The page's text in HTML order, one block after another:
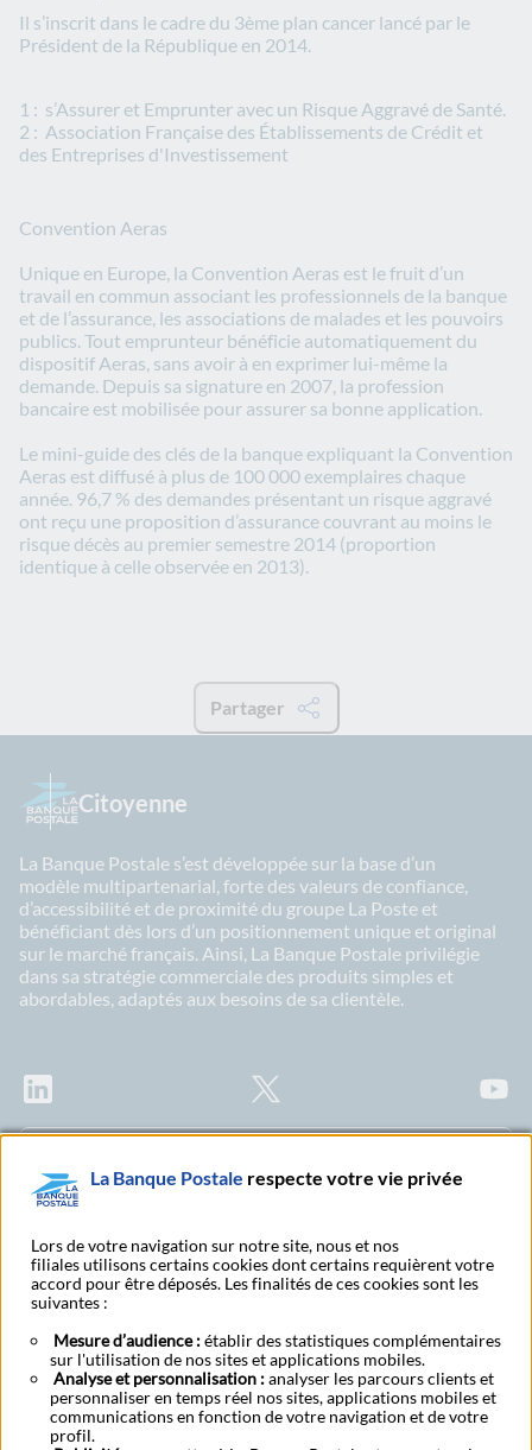
Il s’inscrit dans le cadre du 3ème plan cancer lancé par le
Président de la République en 2014.
1 : s’Assurer et Emprunter avec un Risque Aggravé de Santé.
2 : Association Française des Établissements de Crédit et
des Entreprises d'Investissement
Convention Aeras
Unique en Europe, la Convention Aeras est le fruit d’un
travail en commun associant les professionnels de la banque
et de l’assurance, les associations de malades et les pouvoirs
publics. Tout emprunteur bénéficie automatiquement du
dispositif Aeras, sans avoir à en exprimer lui-même la
demande. Depuis sa signature en 2007, la profession
bancaire est mobilisée pour assurer sa bonne application.
Le mini-guide des clés de la banque expliquant la Convention
Aeras est diffusé à plus de 100 000 exemplaires chaque
année. 96,7 % des demandes présentant un risque aggravé
ont reçu une proposition d’assurance couvrant au moins le
risque décès au premier semestre 2014 (proportion
identique à celle observée en 2013).
Partager
Citoyenne
La Banque Postale s’est développée sur la base d’un
modèle multipartenarial, forte des valeurs de confiance,
d’accessibilité et de proximité du groupe La Poste et
bénéficiant dès lors d’un positionnement unique et original
sur le marché français. Ainsi, La Banque Postale privilégie
dans sa stratégie commerciale des produits simples et
abordables, adaptés aux besoins de sa clientèle.
Citoyenne
Rechercher un bureau
de poste
S'abonner à toutes nos
A proposRSEEspace presseInvestisseursCandidats
Protection des données candidatsMentions légales
Protection des données à caractère personnel
La Banque Postale respecte votre vie privée
Lors de votre navigation sur notre site, nous et nos
filiales utilisons certains cookies dont certains requièrent votre
accord pour être déposés. Les finalités de ces cookies sont les
suivantes :
Mesure d’audience :établir des statistiques complémentaires
sur l'utilisation de nos sites et applications mobiles.
Analyse et personnalisation :analyser les parcours clients et
personnaliser en temps réel nos sites, applications mobiles et
communications en fonction de votre navigation et de votre
profil.